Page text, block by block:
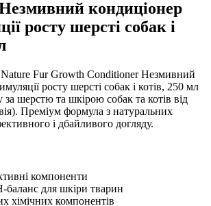
кондиціонер
росту шерсті собак і
Fur Growth Conditioner Незмивний
росту шерсті собак і котів, 250 мл
за шерстю та шкірою собак та котів від
Преміум формула з натуральних
і дбайливого догляду.
компоненти
баланс для шкіри тварин
хімічних компонентів